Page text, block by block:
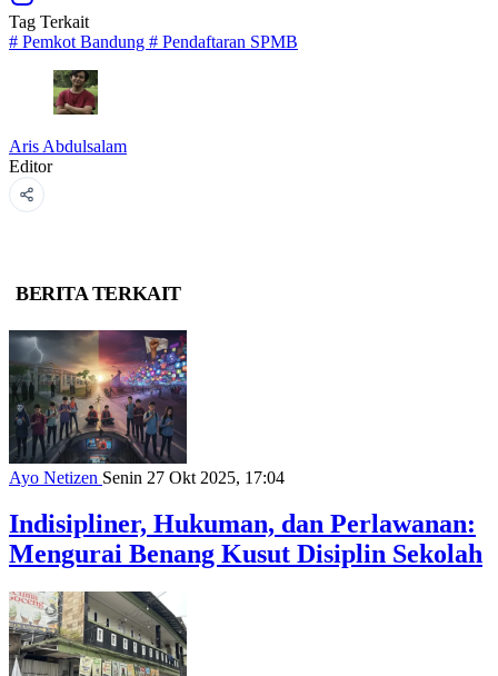
Tag Terkait
# Pemkot Bandung # Pendaftaran SPMB
Aris Abdulsalam
Editor
BERITA TERKAIT
Ayo Netizen Senin 27 Okt 2025, 17:04
Indisipliner, Hukuman, dan Perlawanan:
Mengurai Benang Kusut Disiplin Sekolah